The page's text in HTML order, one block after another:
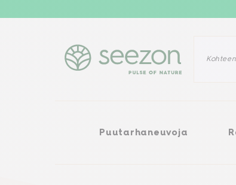
Puutarhaneuvoja
Puutarhaneuvoja